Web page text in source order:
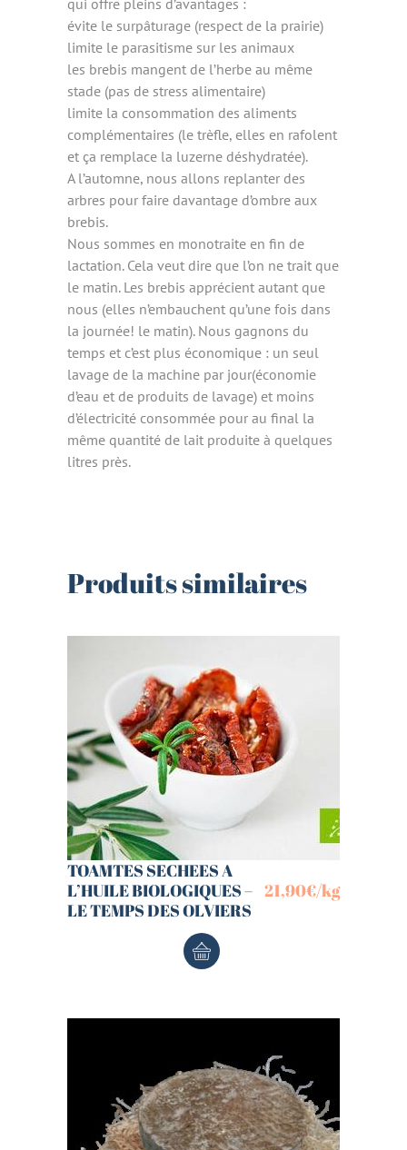
évite le surpâturage (respect de la prairie)
limite le parasitisme sur les animaux
les brebis mangent de l’herbe au même
stade (pas de stress alimentaire)
limite la consommation des aliments
complémentaires (le trèfle, elles en rafolent
et ça remplace la luzerne déshydratée).
A l’automne, nous allons replanter des
arbres pour faire davantage d’ombre aux
brebis.
Nous sommes en monotraite en fin de
lactation. Cela veut dire que l’on ne trait que
le matin. Les brebis apprécient autant que
nous (elles n’embauchent qu’une fois dans
la journée! le matin). Nous gagnons du
temps et c’est plus économique : un seul
lavage de la machine par jour(économie
d’eau et de produits de lavage) et moins
d’électricité consommée pour au final la
même quantité de lait produite à quelques
litres près.
Produits similaires
TOAMTES SECHEES A
L’HUILE BIOLOGIQUES –
LE TEMPS DES OLVIERS
21,90€/kg